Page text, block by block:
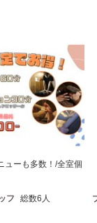
ューも多数！/全室個
フ 総数6人